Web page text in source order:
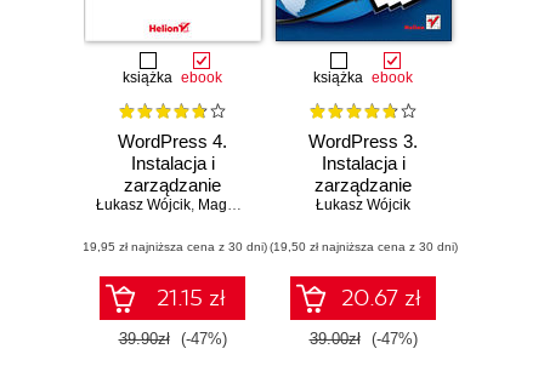
książka ebook
WordPress 4.
Instalacja i
zarządzanie
Łukasz Wójcik, Magdalena Bród
(19,95 zł najniższa cena z 30 dni)
21.15 zł
39.90zł (-47%)
książka ebook
WordPress 3.
Instalacja i
zarządzanie
Łukasz Wójcik
(19,50 zł najniższa cena z 30 dni)
20.67 zł
39.00zł (-47%)